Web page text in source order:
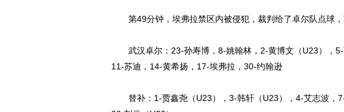
第49分钟，埃弗拉禁区内被侵犯，裁判给了卓尔队点球，
武汉卓尔：23-孙寿博，8-姚翰林，2-黄博文（U23），5-
11-苏迪，14-黄希扬，17-埃弗拉，30-约翰逊
替补：1-贾鑫尧（U23），3-韩轩（U23），4-艾志波，7-